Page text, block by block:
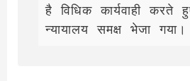
है विधिक कार्यवाही करते
न्यायालय समक्ष भेजा गया।